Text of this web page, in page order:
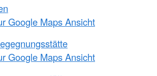
Google Maps Ansicht
Google Maps Ansicht